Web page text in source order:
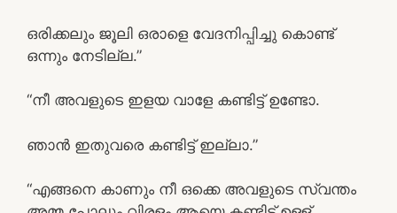
ഒരിക്കലും ജൂലി ഒരാളെ വേദനിപ്പിച്ചു കൊണ്ട്
ഒന്നും നേടില്ല.”
“നീ അവളുടെ ഇളയ വാളേ കണ്ടിട്ട് ഉണ്ടോ.
ഞാൻ ഇതുവരെ കണ്ടിട്ട് ഇല്ലാ.”
“എങ്ങനെ കാണും നീ ഒക്കെ അവളുടെ സ്വന്തം